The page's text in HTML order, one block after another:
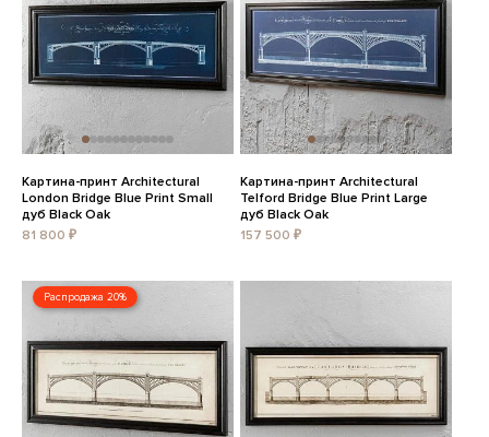
Картина-принт Architectural
London Bridge Blue Print Small
дуб Black Oak
81 800 ₽
Картина-принт Architectural
Telford Bridge Blue Print Large
дуб Black Oak
157 500 ₽
Распродажа 20%